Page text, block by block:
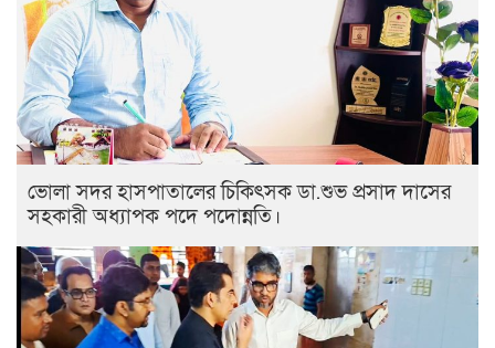
ভোলা সদর হাসপাতালের চিকিৎসক ডা.শুভ প্রসাদ দাসের
সহকারী অধ্যাপক পদে পদোন্নতি।